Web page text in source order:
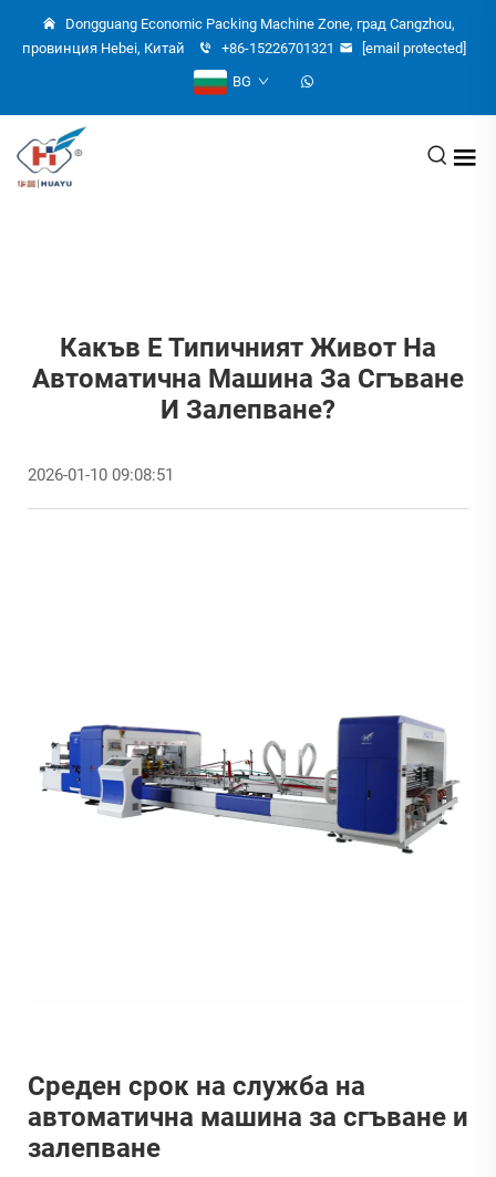
Dongguang Economic Packing Machine Zone, град Cangzhou,
провинция Hebei, Китай
+86-15226701321
[email protected]
BG
Какъв Е Типичният Живот На
Автоматична Машина За Сгъване
И Залепване?
2026-01-10 09:08:51
Среден срок на служба на
автоматична машина за сгъване и
залепване